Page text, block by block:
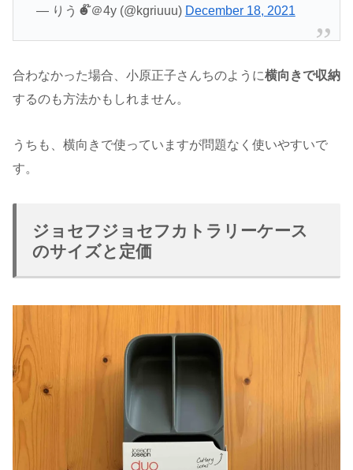
— りう☻໊＠4y (@kgriuuu) December 18, 2021
合わなかった場合、小原正子さんちのように横向きで収納
するのも方法かもしれません。
うちも、横向きで使っていますが問題なく使いやすいで
す。
ジョセフジョセフカトラリーケース
のサイズと定価